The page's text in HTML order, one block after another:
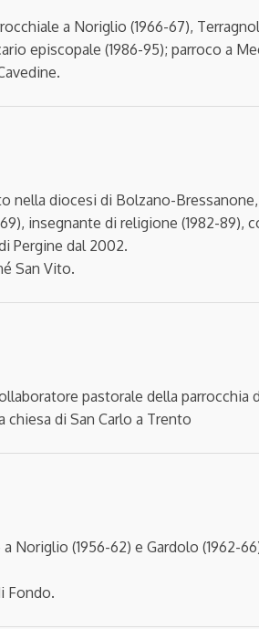
a Noriglio (1966-67),
episcopale (1986-95); parroco a
nella diocesi di Bolzano-
insegnante di religione (1982-
Pergine dal 2002.
San Vito.
pastorale della parrocchia
di San Carlo a Trento
(1956-62) e Gardolo (1962-
Fondo.